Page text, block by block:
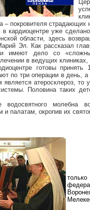
– покровителя страдающих
в кардиоцентре уже
области, здесь
Эл. Как рассказал
имеют дело со
в ведущих
готовыпринять
по три операции в день,
является атеросклероз,
Половина таких
водосвятного молебна
и палатам, окропив их